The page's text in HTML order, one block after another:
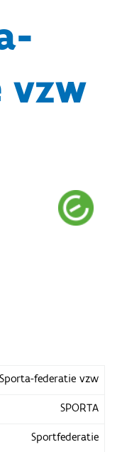
vzw
Sporta-federatie vzw
SPORTA
Sportfederatie